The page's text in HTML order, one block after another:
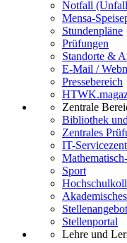
Notfall
Mensa-
Stundenpläne
Prüfungen
Standorte &
E-Mail /
Pressebereich
Zentrale
Bibliothek
Zentrales
IT-
Sport
Stellenportal
Lehre und